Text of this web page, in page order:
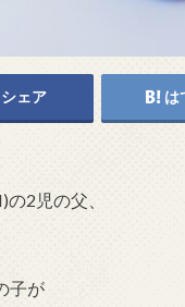
シェア は
2児の父、
子が